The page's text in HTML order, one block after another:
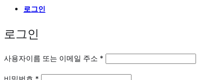
로그인
로그인
사용자이름 또는 이메일 주소 *